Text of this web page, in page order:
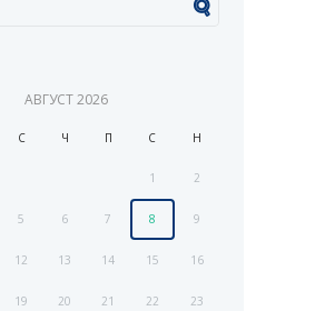
АВГУСТ2026
С Ч П С Н
1 2
5 6 7 8 9
12 13 14 15 16
19 20 21 22 23